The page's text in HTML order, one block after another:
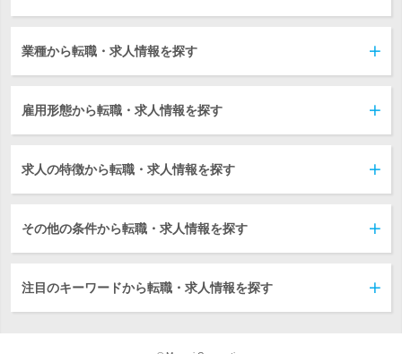
業種から転職・求人情報を探す
雇用形態から転職・求人情報を探す
求人の特徴から転職・求人情報を探す
その他の条件から転職・求人情報を探す
注目のキーワードから転職・求人情報を探す